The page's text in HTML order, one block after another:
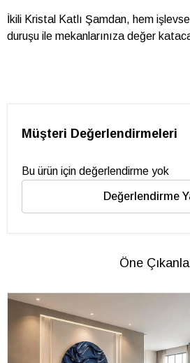
İkili Kristal Katlı Şamdan, hem
duruşu ile mekanlarınıza değer
Müşteri Değerlendirmeleri
Bu ürün için değerlendirme yok
Değerlendirme
Öne